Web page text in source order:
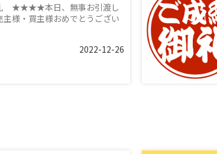
本日、無事お引渡し
主様・買主様おめでとうござい
2022-12-26